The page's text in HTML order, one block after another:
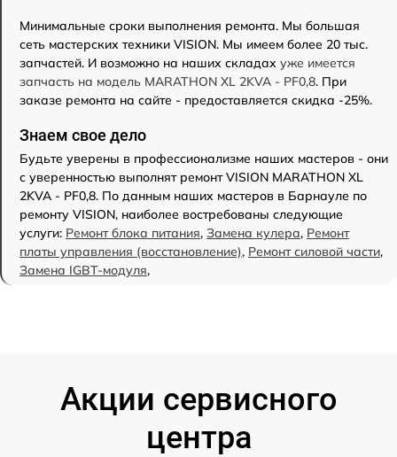
Минимальные сроки выполнения ремонта. Мы большая
сеть мастерских техники VISION. Мы имеем более 20 тыс.
запчастей. И возможно на наших складах уже имеется
запчасть на модель MARATHON XL 2KVA - PF0,8. При
заказе ремонта на сайте - предоставляется скидка -25%.
Знаем свое дело
Будьте уверены в профессионализме наших мастеров - они
с уверенностью выполнят ремонт VISION MARATHON XL
2KVA - PF0,8. По данным наших мастеров в Барнауле по
ремонту VISION, наиболее востребованы следующие
услуги: Ремонт блока питания, Замена кулера, Ремонт
платы управления (восстановление), Ремонт силовой части,
Замена IGBT-модуля,
Акции сервисного
центра